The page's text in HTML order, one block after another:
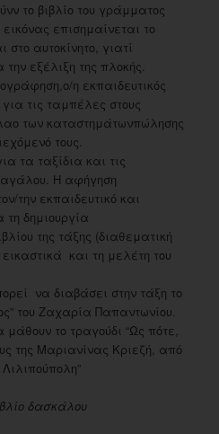
το βιβλίο του γράμματος
επισημαίνεται το
αυτοκίνητο, γιατί
την εξέλιξη της πλοκής.
η εκπαιδευτικός
τις ταμπέλες στους
των καταστημάτωνπώλησης
τους.
τα ταξίδια και τις
Η αφήγηση
την εκπαιδευτικό και
τη δημιουργία
της τάξης (διαθεματική
και τη μελέτη του
να διαβάσει στην τάξη το
του Ζαχαρία Παπαντωνίου.
το τραγούδι “Ως πότε,
της Μαριανίνας Κριεζή, από
δασκάλου